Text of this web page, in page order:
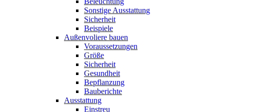
Sonstige Ausstattung
Sicherheit
Beispiele
Außenvoliere bauen
Voraussetzungen
Größe
Sicherheit
Gesundheit
Bepflanzung
Bauberichte
Ausstattung
Einstreu